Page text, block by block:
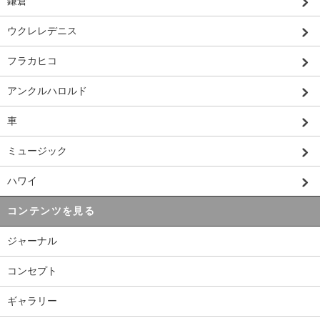
ウクレレデニス
フラカヒコ
アンクルハロルド
車
ミュージック
ハワイ
コンテンツを見る
ジャーナル
コンセプト
ギャラリー